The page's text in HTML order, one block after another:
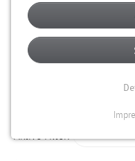
Erstellungsdatum
Alter
Aktive Filter: